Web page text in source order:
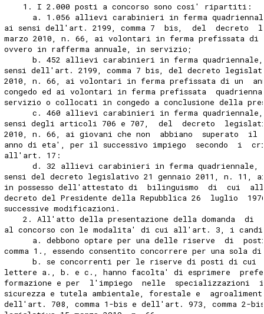
    1. I 2.000 posti a concorso sono cosi' ripartiti:
a. 1.056 allievi carabinieri in ferma
ai sensi dell'art. 2199, comma 7  bis,  del  decreto
marzo 2010, n. 66, ai volontari in ferma prefissata di
ovvero in rafferma annuale, in servizio;
b. 452 allievi carabinieri in ferma
sensi dell'art. 2199, comma 7 bis, del decreto
2010, n. 66, ai volontari in ferma prefissata di un
congedo ed ai volontari in ferma prefissata
servizio o collocati in congedo a conclusione della
c. 460 allievi carabinieri in ferma
sensi degli articoli 706 e 707,  del  decreto
2010, n. 66, ai giovani che non  abbiano  superato  il
anno di eta', per il successivo impiego  secondo  i
all'art. 17:
d. 32 allievi carabinieri in ferma quadriennale,
sensi del decreto legislativo 21 gennaio 2011, n. 11,
in possesso dell'attestato di  bilinguismo  di  cui
decreto del Presidente della Repubblica 26  luglio
successive modificazioni.
2. All'atto della presentazione della domanda  di
al concorso con le modalita' di cui all'art. 3, i
a. debbono optare per una delle riserve  di
comma 1., essendo consentito concorrere per una sola
b. se concorrenti per le riserve di posti di cui
lettere a., b. e c., hanno facolta' di esprimere
formazione e per  l'impiego  nelle  specializzazioni
sicurezza e tutela ambientale, forestale e
dell'art. 708, comma 1-bis e dell'art. 973, comma 2-